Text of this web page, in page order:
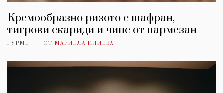
Кремообразно ризото с шафран,
тигрови скариди и чипс от пармезан
ГУРМЕ ОТ МАРИЕЛА ИЛИЕВА